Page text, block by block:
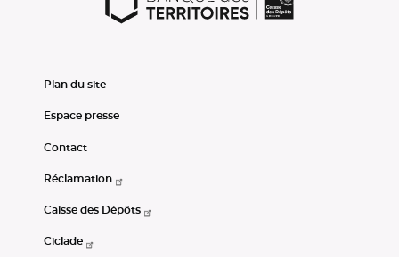
Plan du site
Espace presse
Contact
Réclamation
Caisse des Dépôts
Ciclade